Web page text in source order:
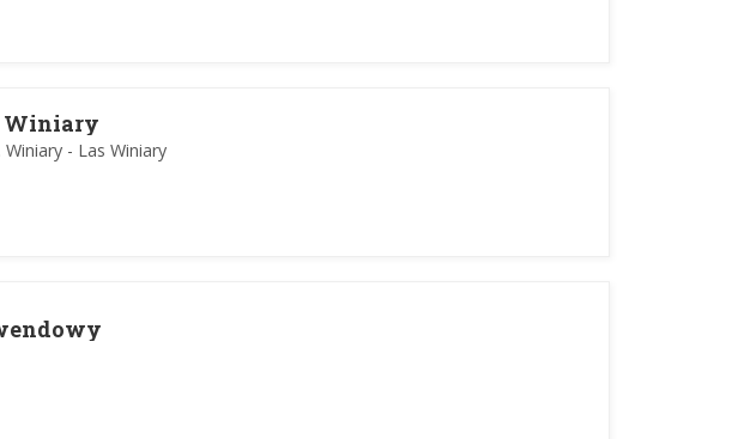
Winiary
Winiary - Las Winiary